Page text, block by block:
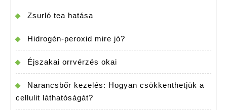
Zsurló tea hatása
Hidrogén-peroxid mire jó?
Éjszakai orrvérzés okai
Narancsbőr kezelés: Hogyan csökkenthetjük a
cellulit láthatóságát?